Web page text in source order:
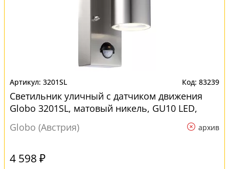
3201SL 83239
Светильник уличный с датчиком движения
Globo 3201SL, матовый никель, GU10 LED,
1x5W для точечных светильников
Globo (Австрия) архив
4 598 ₽